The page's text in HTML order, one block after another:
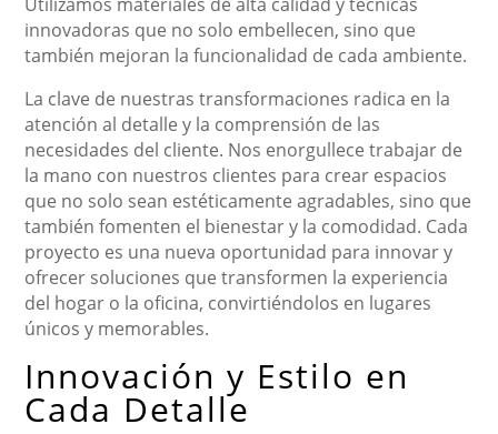
innovadoras que no solo embellecen, sino que
también mejoran la funcionalidad de cada ambiente.
La clave de nuestras transformaciones radica en la
atención al detalle y la comprensión de las
necesidades del cliente. Nos enorgullece trabajar de
la mano con nuestros clientes para crear espacios
que no solo sean estéticamente agradables, sino que
también fomenten el bienestar y la comodidad. Cada
proyecto es una nueva oportunidad para innovar y
ofrecer soluciones que transformen la experiencia
del hogar o la oficina, convirtiéndolos en lugares
únicos y memorables.
Innovación y Estilo en
Cada Detalle